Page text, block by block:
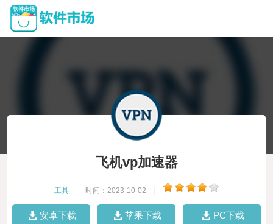
飞机vp加速器
工具 时间：2023-10-02
安卓下载 苹果下载 PC下载